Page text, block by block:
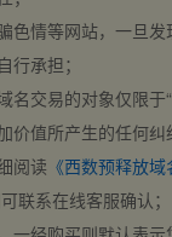
色情等网站，一旦
承担；
交易的对象仅限于
价值所产生的任何
阅读 《西数预释放
联系在线客服确认；